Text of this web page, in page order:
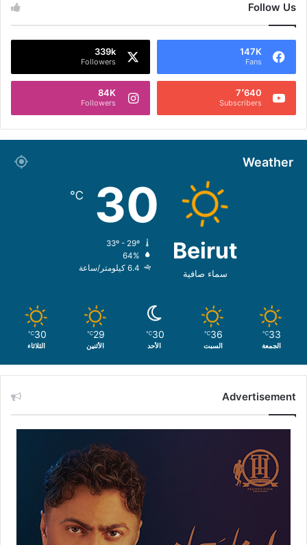
Follow Us
147K
Fans
339k
Followers
7٬640
Subscribers
84K
Followers
Weather
Beirut
سماء صافية
30
℃
64%
6.4 كيلومتر/ساعة
33
℃
الجمعة
36
℃
السبت
30
℃
الأحد
29
℃
الأثنين
30
℃
الثلاثاء
Advertisement